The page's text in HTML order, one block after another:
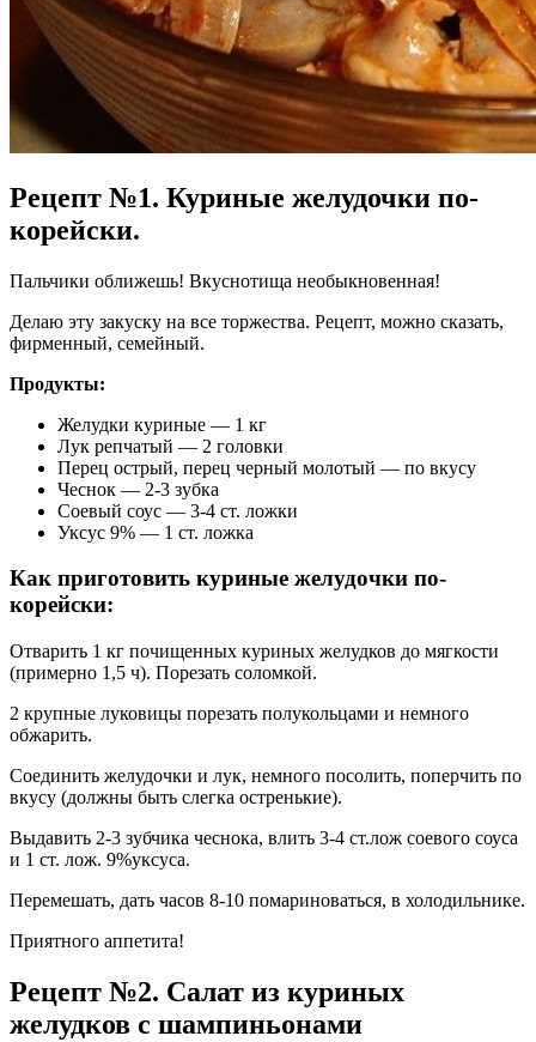
Рецепт №1. Куриные желудочки по-
корейски.
Пальчики оближешь! Вкуснотища необыкновенная!
Делаю эту закуску на все торжества. Рецепт, можно сказать,
фирменный, семейный.
Продукты:
Желудки куриные — 1 кг
Лук репчатый — 2 головки
Перец острый, перец черный молотый — по вкусу
Чеснок — 2-3 зубка
Соевый соус — 3-4 ст. ложки
Уксус 9% — 1 ст. ложка
Как приготовить куриные желудочки по-
корейски:
Отварить 1 кг почищенных куриных желудков до мягкости
(примерно 1,5 ч). Порезать соломкой.
2 крупные луковицы порезать полукольцами и немного
обжарить.
Соединить желудочки и лук, немного посолить, поперчить по
вкусу (должны быть слегка остренькие).
Выдавить 2-3 зубчика чеснока, влить 3-4 ст.лож соевого соуса
и 1 ст. лож. 9%уксуса.
Перемешать, дать часов 8-10 помариноваться, в холодильнике.
Приятного аппетита!
Рецепт №2. Салат из куриных
желудков с шампиньонами